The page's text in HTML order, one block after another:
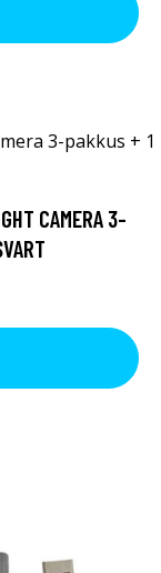
CAMERA 3-